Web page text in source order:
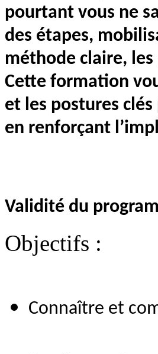
pourtant vous ne
des étapes,
méthode claire,
Cette formation
et les postures
en renforçant
Validité du
Objectifs :
Connaître et